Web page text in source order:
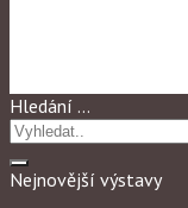
Hledání …
Nejnovější výstavy